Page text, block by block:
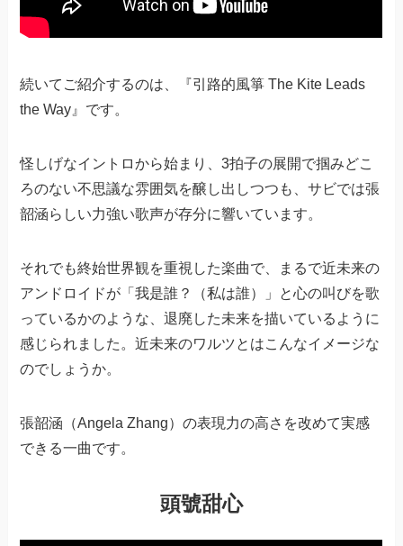
続いてご紹介するのは、『引路的風箏 The Kite Leads
the Way』です。
怪しげなイントロから始まり、3拍子の展開で掴みどこ
ろのない不思議な雰囲気を醸し出しつつも、サビでは張
韶涵らしい力強い歌声が存分に響いています。
それでも終始世界観を重視した楽曲で、まるで近未来の
アンドロイドが「我是誰？（私は誰）」と心の叫びを歌
っているかのような、退廃した未来を描いているように
感じられました。近未来のワルツとはこんなイメージな
のでしょうか。
張韶涵（Angela Zhang）の表現力の高さを改めて実感
できる一曲です。
頭號甜心